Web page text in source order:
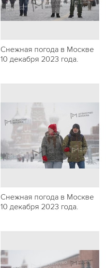
Снежная погода в Москве
10 декабря 2023 года.
Снежная погода в Москве
10 декабря 2023 года.